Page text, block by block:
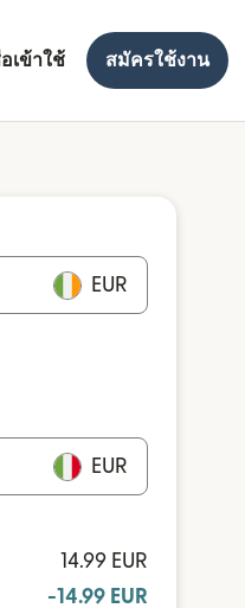
เข้าใช้ สมัครใช้งาน
EUR
EUR
14.99 EUR
-14.99 EUR